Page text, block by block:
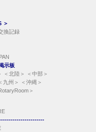
＞
換記録
示板
＜ 北陸 ＞ ＜ 中部 ＞
九州 ＞ ＜ 沖縄 ＞
＞